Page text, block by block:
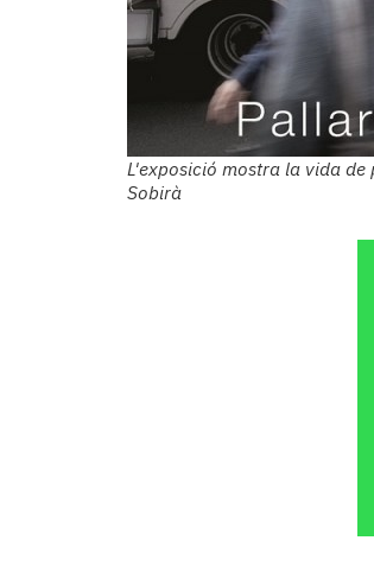
L'exposició mostra la vida de
Sobirà